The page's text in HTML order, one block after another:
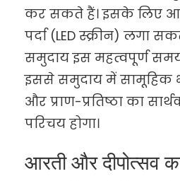
कर सकते हैं। इसके लिए
पर्दा (LED स्क्रीन) लगा
समुदाय इस महत्वपूर्ण
इससे समुदाय में सामूहिक
और प्राण-प्रतिष्ठा का
परिचय होगा।
आरती और दीपोत्सव